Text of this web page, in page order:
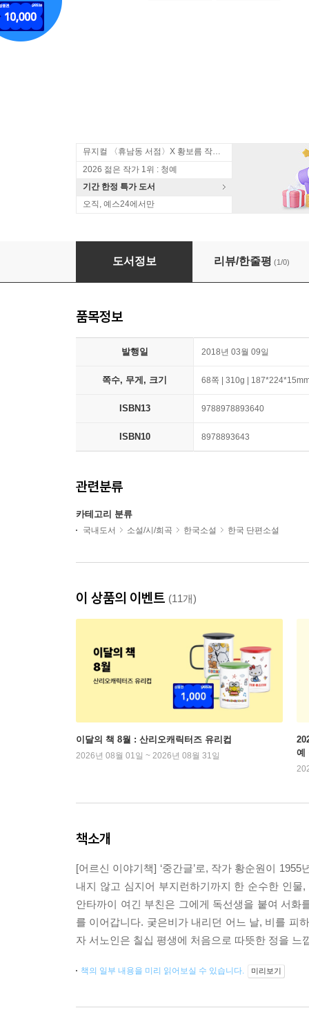
뮤지컬 〈휴남동 서점〉X 황보름 작가 북토크
2026 젊은 작가 1위 : 청예
기간 한정 특가 도서
오직, 예스24에서만
필묵장수
도서정보 리뷰/한줄평 (1/0)
품목정보
발행일 2018년 03월 09일
쪽수, 무게, 크기 68쪽 | 310g |
ISBN13 9788978893640
ISBN10 8978893643
관련분류
카테고리 분류
국내도서 소설/시/희곡 한국소설 한국 단편소설
이 상품의 이벤트 (11개)
이달의 책 8월 : 산리오캐릭터즈 유리컵
2026년 08월 01일 ~ 2026년 08월 31일
예
책소개
[어르신 이야기책] ‘중간글’로, 작가 황순원이
내지 않고 심지어 부지런하기까지 한 순수한 인
안타까이 여긴 부친은 그에게 독선생을 붙여 서
를 이어갑니다. 궂은비가 내리던 어느 날, 비를 피
자 서노인은 칠십 평생에 처음으로 따뜻한 정을 느
책의 일부 내용을 미리 읽어보실 수 있습니다. 미리보기